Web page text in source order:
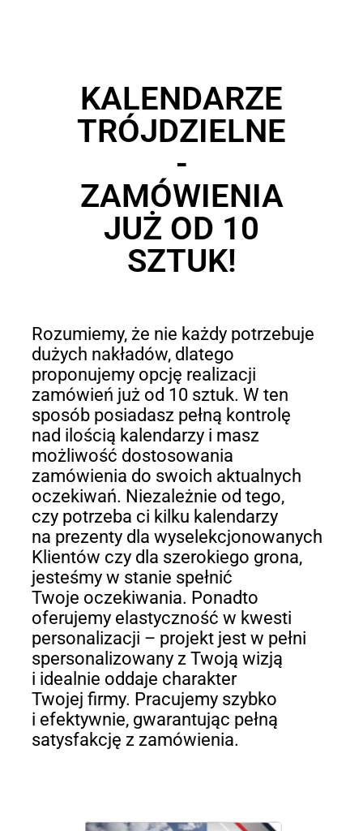
KALENDARZE
TRÓJDZIELNE
-
ZAMÓWIENIA
JUŻ OD 10
SZTUK!
Rozumiemy, że nie każdy potrzebuje
dużych nakładów, dlatego
proponujemy opcję realizacji
zamówień już od 10 sztuk. W ten
sposób posiadasz pełną kontrolę
nad ilością kalendarzy i masz
możliwość dostosowania
zamówienia do swoich aktualnych
oczekiwań. Niezależnie od tego,
czy potrzeba ci kilku kalendarzy
na prezenty dla wyselekcjonowanych
Klientów czy dla szerokiego grona,
jesteśmy w stanie spełnić
Twoje oczekiwania. Ponadto
oferujemy elastyczność w kwesti
personalizacji – projekt jest w pełni
spersonalizowany z Twoją wizją
i idealnie oddaje charakter
Twojej firmy. Pracujemy szybko
i efektywnie, gwarantując pełną
satysfakcję z zamówienia.